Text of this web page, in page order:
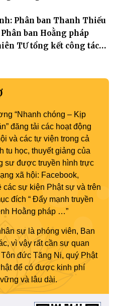
Phân ban Thanh Thiếu
ban Hoằng pháp
TƯ tổng kết công tác
“Nhanh chóng – Kịp
đăng tải các hoạt động
và các tự viện trong cả
tu học, thuyết giảng của
sư được truyền hình trực
xã hội: Facebook,
các sự kiện Phật sự và trên
đích “ Đẩy mạnh truyền
Hoằng pháp …”
sự là phóng viên, Ban
vì vậy rất cần sự quan
đức Tăng Ni, quý Phật
để có được kinh phí
và lâu dài.